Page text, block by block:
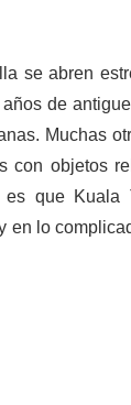
se abren
de
Muchas
con objetos
que Kuala
en lo